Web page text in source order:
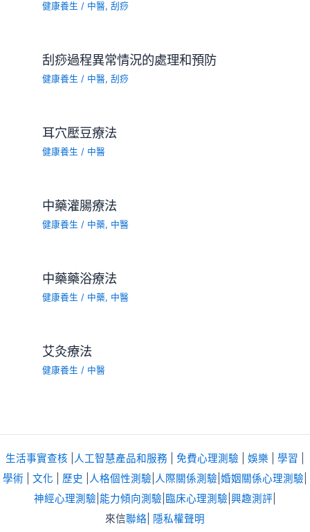
健康養生 / 中醫,刮痧
刮痧過程異常情況的處理和預防
健康養生 / 中醫,刮痧
耳穴壓豆療法
健康養生 / 中醫
中藥灌腸療法
健康養生 / 中藥, 中醫
中藥藥浴療法
健康養生 / 中藥, 中醫
艾灸療法
健康養生 / 中醫
生活事實查核 人工智慧產品和服務 免費心理測驗 娛樂 學習
學術
文化 歷史 人格個性測驗 人際關係測驗 婚姻關係心理測驗
神經心理測驗 能力傾向測驗 臨床心理測驗 興趣測評
來信聯絡 隱私權聲明